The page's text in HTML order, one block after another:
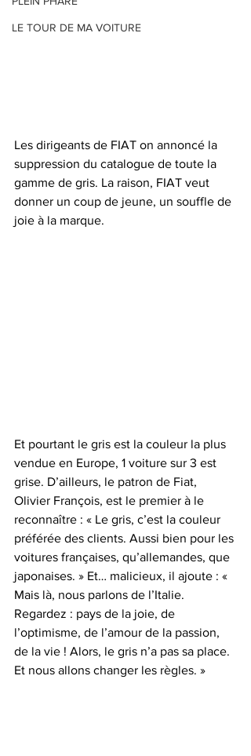
LE TOUR DE MA VOITURE
Les dirigeants de FIAT on annoncé la
suppression du catalogue de toute la
gamme de gris. La raison, FIAT veut
donner un coup de jeune, un souffle de
joie à la marque.
Et pourtant le gris est la couleur la plus
vendue en Europe, 1 voiture sur 3 est
grise. D’ailleurs, le patron de Fiat,
Olivier François, est le premier à le
reconnaître : « Le gris, c’est la couleur
préférée des clients. Aussi bien pour les
voitures françaises, qu’allemandes, que
japonaises. » Et… malicieux, il ajoute : «
Mais là, nous parlons de l’Italie.
Regardez : pays de la joie, de
l’optimisme, de l’amour de la passion,
de la vie ! Alors, le gris n’a pas sa place.
Et nous allons changer les règles. »